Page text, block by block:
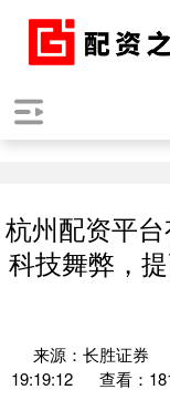
杭州配资平
科技舞弊，
来源：长胜证券
19:19:12
查看：